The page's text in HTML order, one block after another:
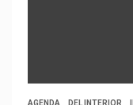
AGENDA DEL INTERIOR